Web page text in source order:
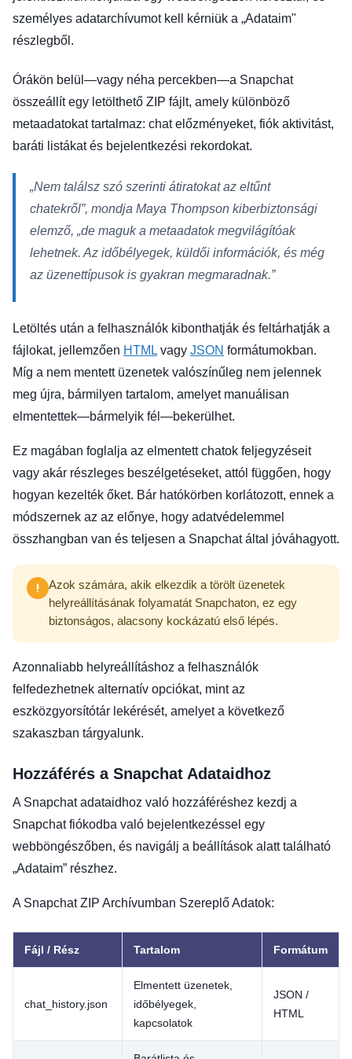
személyes adatarchívumot kell kérniük a „Adataim"
részlegből.
Órákön belül—vagy néha percekben—a Snapchat
összeállít egy letölthető ZIP fájlt, amely különböző
metaadatokat tartalmaz: chat előzményeket, fiók aktivitást,
baráti listákat és bejelentkezési rekordokat.
„Nem találsz szó szerinti átiratokat az eltűnt
chatekről”, mondja Maya Thompson kiberbiztonsági
elemző, „de maguk a metaadatok megvilágítóak
lehetnek. Az időbélyegek, küldői információk, és még
az üzenettípusok is gyakran megmaradnak.”
Letöltés után a felhasználók kibonthatják és feltárhatják a
fájlokat, jellemzően HTML vagy JSON formátumokban.
Míg a nem mentett üzenetek valószínűleg nem jelennek
meg újra, bármilyen tartalom, amelyet manuálisan
elmentettek—bármelyik fél—bekerülhet.
Ez magában foglalja az elmentett chatok feljegyzéseit
vagy akár részleges beszélgetéseket, attól függően, hogy
hogyan kezelték őket. Bár hatókörben korlátozott, ennek a
módszernek az az előnye, hogy adatvédelemmel
összhangban van és teljesen a Snapchat által jóváhagyott.
Azok számára, akik elkezdik a törölt üzenetek
helyreállításának folyamatát Snapchaton, ez egy
biztonságos, alacsony kockázatú első lépés.
Azonnaliabb helyreállításhoz a felhasználók
felfedezhetnek alternatív opciókat, mint az
eszközgyorsítótár lekérését, amelyet a következő
szakaszban tárgyalunk.
Hozzáférés a Snapchat Adataidhoz
A Snapchat adataidhoz való hozzáféréshez kezdj a
Snapchat fiókodba való bejelentkezéssel egy
webböngészőben, és navigálj a beállítások alatt található
„Adataim” részhez.
A Snapchat ZIP Archívumban Szereplő Adatok:
Fájl / Rész Tartalom Formátum
chat_history.json
Elmentett üzenetek,
időbélyegek,
kapcsolatok
JSON /
HTML